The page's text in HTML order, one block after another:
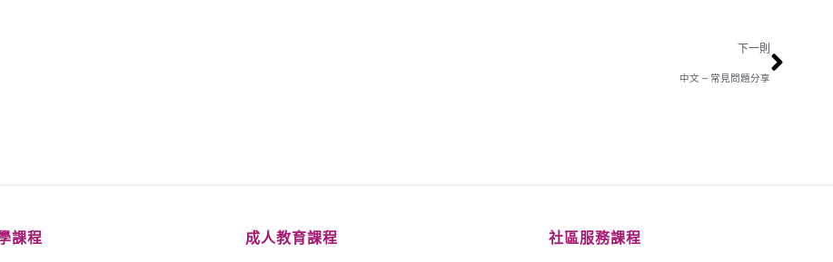
下一則
中文 – 常見問題分享
課程 成人教育課程 社區服務課程